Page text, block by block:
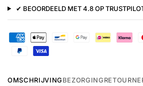
✔ BEOORDEELD MET 4.8 OP
OMSCHRIJVINGBEZORGING